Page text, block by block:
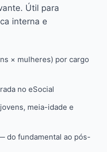
Útil para
interna e
× mulheres) por cargo
no eSocial
meia-idade e
do fundamental ao pós-